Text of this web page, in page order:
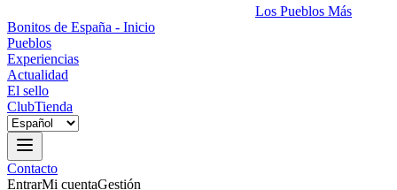
Los Pueblos Más
Bonitos de España - Inicio
Pueblos
Experiencias
Actualidad
El sello
ClubTienda
Contacto
EntrarMi cuentaGestión